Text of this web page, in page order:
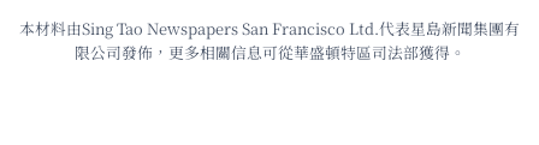
本材料由Sing Tao Newspapers San Francisco Ltd.代表星島新聞集團有
限公司發佈，更多相關信息可從華盛頓特區司法部獲得。